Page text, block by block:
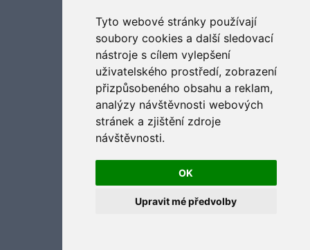
Tyto webové stránky používají
soubory cookies a další sledovací
nástroje s cílem vylepšení
uživatelského prostředí, zobrazení
přizpůsobeného obsahu a reklam,
analýzy návštěvnosti webových
stránek a zjištění zdroje
návštěvnosti.
OK
Upravit mé předvolby